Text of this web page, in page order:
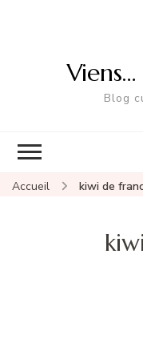
Blog
Accueil kiwi de